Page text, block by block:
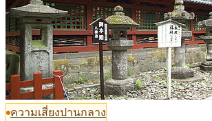
ความเสี่ยงปานกลาง